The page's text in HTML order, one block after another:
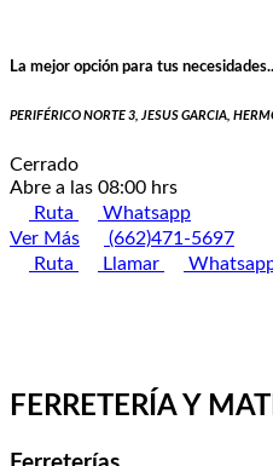
La mejor opción para tus
PERIFÉRICO NORTE 3, JESUS GARCIA,
Cerrado
Abre a las 08:00 hrs
Ruta
Whatsapp
Ver Más
(662)471-5697
Ruta
Llamar
FERRETERÍA Y